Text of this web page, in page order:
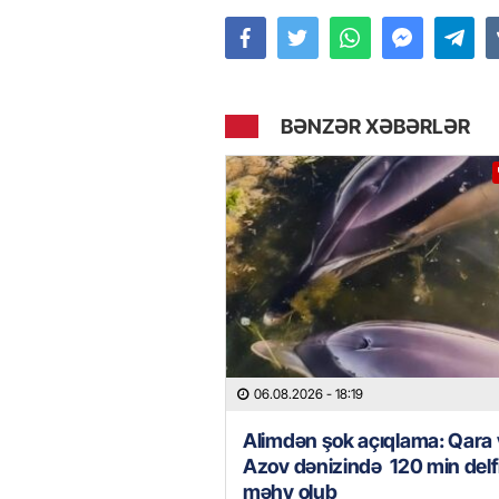
BƏNZƏR XƏBƏRLƏR
06.08.2026 - 18:19
Alimdən şok açıqlama: Qara
Azov dənizində 120 min
məhv olub